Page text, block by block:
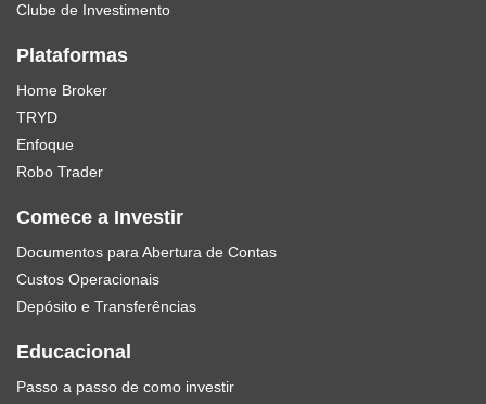
Clube de Investimento
Plataformas
Home Broker
TRYD
Enfoque
Robo Trader
Comece a Investir
Documentos para Abertura de Contas
Custos Operacionais
Depósito e Transferências
Educacional
Passo a passo de como investir